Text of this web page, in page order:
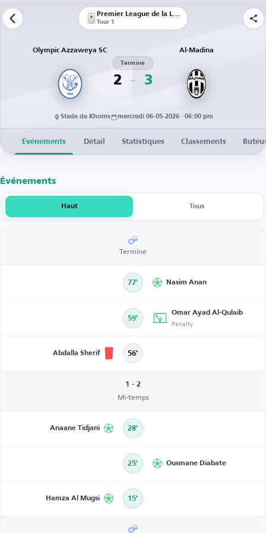
Premier League de la Libye
Tour 1
Olympic Azzaweya SC
2
Terminé
3
Al-Madina
Stade de Khoms mercredi 06-05-2026 · 06:00 pm
Événements Détail Statistiques Classements
Événements
Haut Tous
Terminé
77’ Nasim Anan
59’
Omar Ayad Al-Qulaib
Pénalty
Abdalla Sherif 56’
1 - 2
Mi-temps
Anaane Tidjani 28’
25’ Ousmane Diabate
Hamza Al Mugsi 15’